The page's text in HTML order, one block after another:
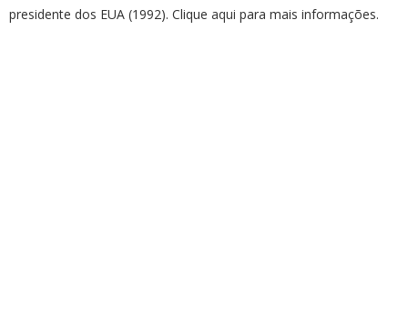
presidente dos EUA (1992). Clique aqui para mais informações.